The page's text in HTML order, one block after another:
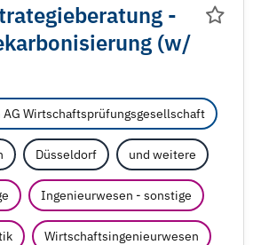
-
(w/
AG Wirtschaftsprüfungsgesellschaft
Düsseldorf und weitere
Ingenieurwesen - sonstige
Wirtschaftsingenieurwesen